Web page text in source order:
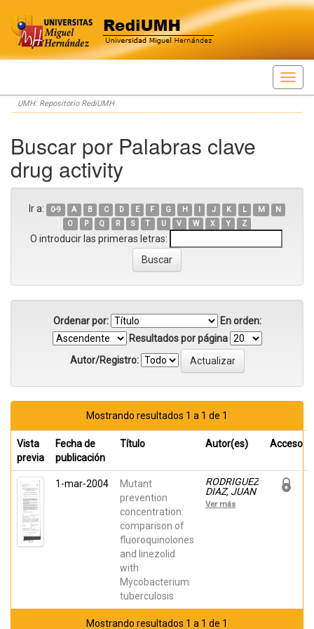
Skip
navigation
UMH: Repositorio RediUMH
Buscar por Palabras clave
drug activity
Ir a: 0-9 A B C D E F G H I J K L M
N
O
P Q R S T U V W X Y Z
O introducir las primeras letras:
Ordenar por:
En orden:
Resultados por página
Autor/Registro:
Mostrando resultados 1 a 1 de 1
Vista
previa
Fecha de
publicación
Título Autor(es) Acceso
1-mar-2004
Mutant
prevention
concentration:
comparison of
fluoroquinolones
and linezolid
with
Mycobacterium
tuberculosis
RODRIGUEZ
DIAZ, JUAN
CARLOS;
Cebrián, L.;
Ver más
Mostrando resultados 1 a 1 de 1